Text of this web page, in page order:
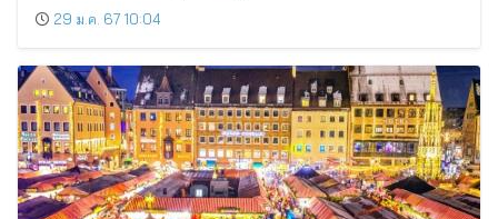
29 ม.ค. 67 10:04